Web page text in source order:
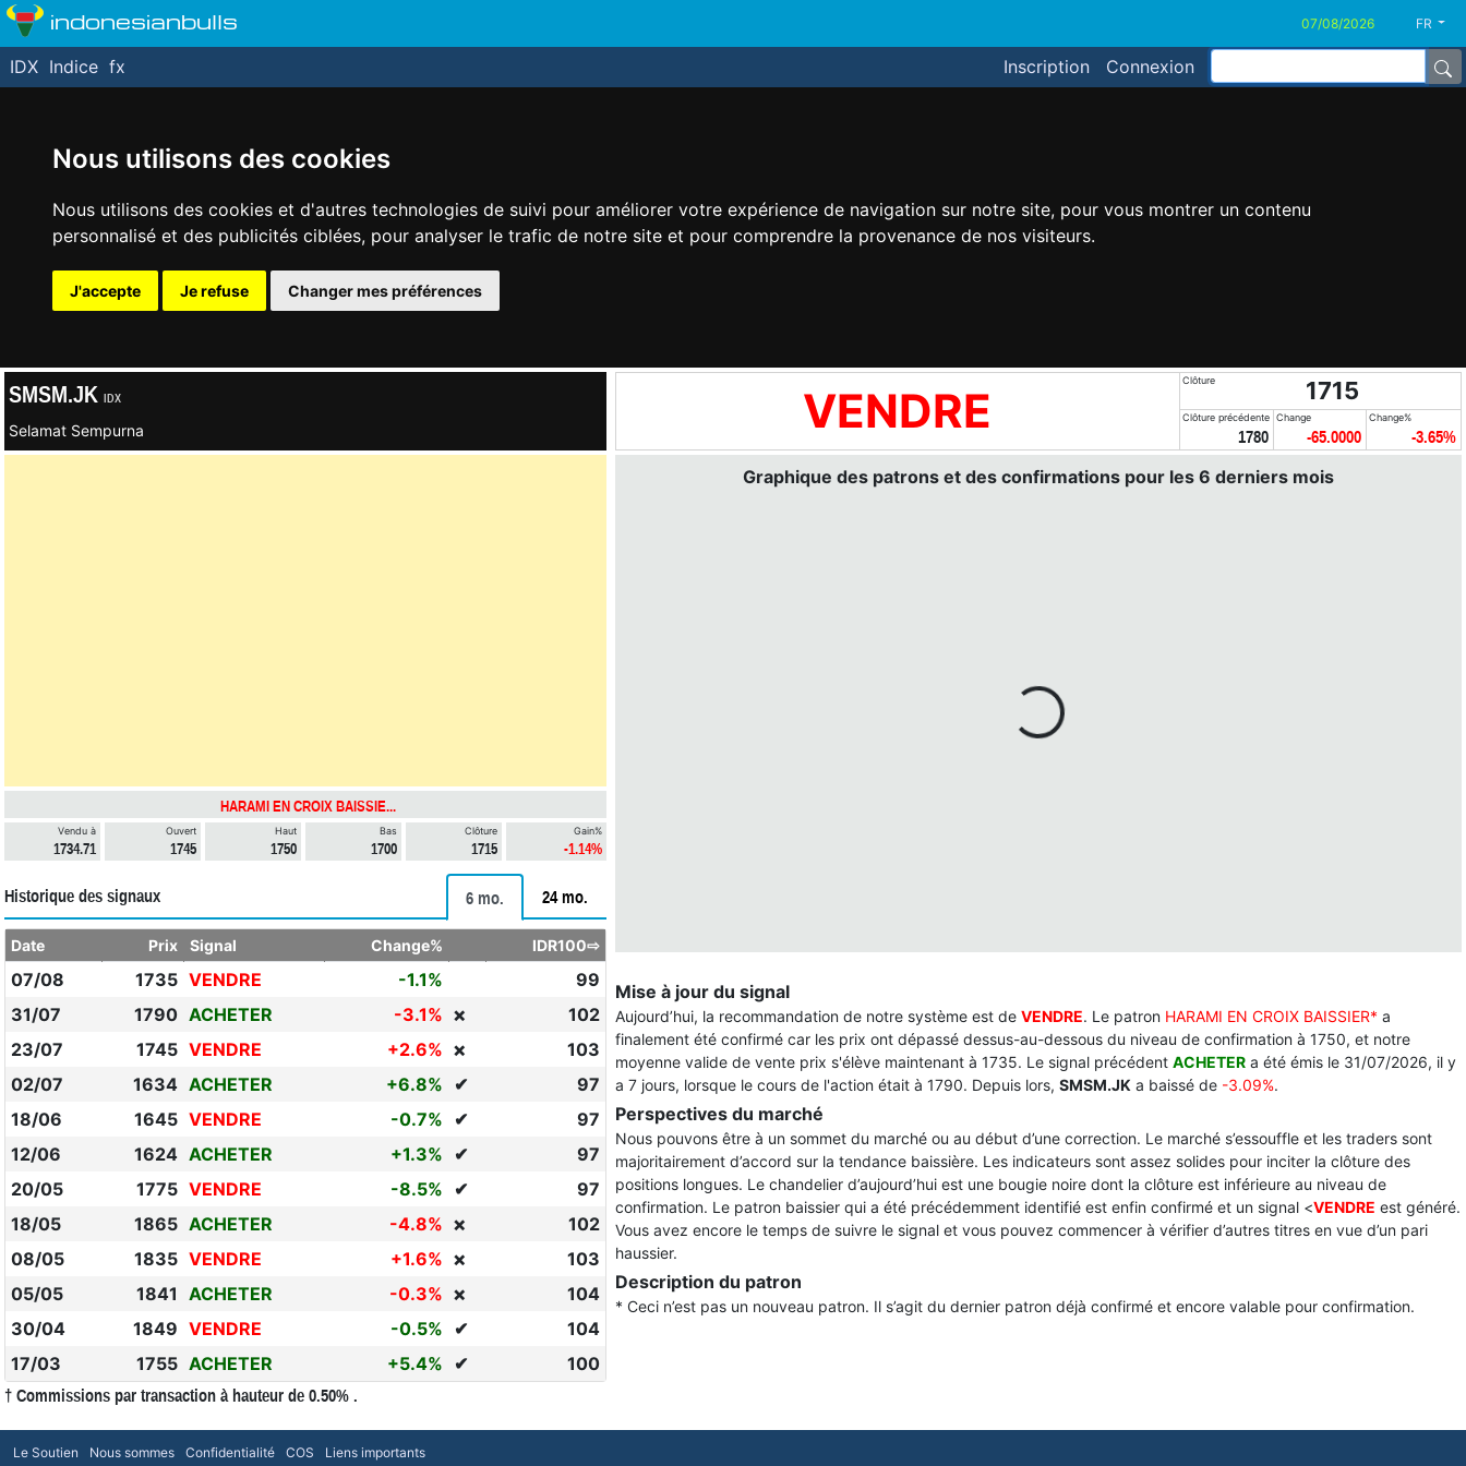
Nous utilisons des cookies
Nous utilisons des cookies et d'autres technologies de suivi pour améliorer votre expérience de navigation sur notre site, pour vous montrer un contenu
personnalisé et des publicités ciblées, pour analyser le trafic de notre site et pour comprendre la provenance de nos visiteurs.
J'accepte Je refuse Changer mes préférences
indonesianbulls FR
Inscription Connexion
IDX Indice fx
SMSM.JK IDX
Selamat Sempurna VENDRE
Clôture 1715
Clôture précédente
1780
Change
-65.0000
Change%
-3.65%
HARAMI EN CROIX BAISSIE...
Vendu à
1734.71
Ouvert
1745
Haut
1750
Bas
1700
Clôture
1715
Gain%
-1.14%
Historique des signaux 6 mo. 24 mo.
Date Prix Signal Change% IDR100⇨
07/08 1735 VENDRE -1.1%
99
31/07
1790 ACHETER -3.1% ❌
102
23/07
1745 VENDRE +2.6% ❌
103
02/07
1634 ACHETER +6.8% ✔
97
18/06
1645 VENDRE -0.7% ✔
97
12/06
1624 ACHETER +1.3% ✔
97
20/05
1775 VENDRE -8.5% ✔
97
18/05
1865 ACHETER -4.8% ❌
102
08/05
1835 VENDRE +1.6% ❌
103
05/05
1841 ACHETER -0.3% ❌
104
30/04
1849 VENDRE -0.5% ✔
104
17/03
1755 ACHETER +5.4% ✔ 100
† Commissions par transaction à hauteur de 0.50% .
Graphique des patrons et des confirmations pour les 6 derniers mois
Mise à jour du signal
Aujourd’hui, la recommandation de notre système est de VENDRE. Le patron HARAMI EN CROIX BAISSIER* a
finalement été confirmé car les prix ont dépassé dessus-au-dessous du niveau de confirmation à 1750, et notre
moyenne valide de vente prix s'élève maintenant à 1735. Le signal précédent ACHETER a été émis le 31/07/2026, il y
a 7 jours, lorsque le cours de l'action était à 1790. Depuis lors, SMSM.JK a baissé de -3.09%.
Perspectives du marché
Nous pouvons être à un sommet du marché ou au début d’une correction. Le marché s’essouffle et les traders sont
majoritairement d’accord sur la tendance baissière. Les indicateurs sont assez solides pour inciter la clôture des
positions longues. Le chandelier d’aujourd’hui est une bougie noire dont la clôture est inférieure au niveau de
confirmation. Le patron baissier qui a été précédemment identifié est enfin confirmé et un signal <VENDRE est généré.
Vous avez encore le temps de suivre le signal et vous pouvez commencer à vérifier d’autres titres en vue d’un pari
haussier.
Description du patron
* Ceci n’est pas un nouveau patron. Il s’agit du dernier patron déjà confirmé et encore valable pour confirmation.
Le Soutien Nous sommes Confidentialité COS Liens importants